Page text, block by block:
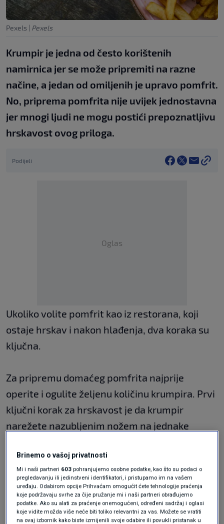
Pexels | Pexels
Krumpir je jedna od često korištenih
namirnica jer se može pripremiti na razne
načine, a jedan od omiljenih je upravo pomfrit.
No, priprema pomfrita nije uvijek jednostavna
jer mnogi ljudi ne mogu postići prepoznatljivu
hrskavost ovog priloga.
Podijeli
Oglas
Ukoliko volite pomfrit kao iz restorana, koji
ostaje hrskav i nakon hlađenja, dva koraka su
ključna.
Za pripremu domaćeg pomfrita najprije
operite i ogulite željenu količinu krumpira. Prvi
ključni korak za hrskavost je da krumpir
narežete nazubljenim nožem na jednake
čini površinu krumpira hrapavijom, stvarajući
više površine za hrskavost.
Obično se savjetuje da narezane krumpiriće
Brinemo o vašoj privatnosti
Mi i naši partneri 603 pohranjujemo osobne podatke, kao što su podaci o
pregledavanju ili jedinstveni identifikatori, i pristupamo im na vašem
uređaju. Odabirom opcije Prihvaćam omogućit ćete tehnologije praćenja
koje podržavaju svrhe za čije pružanje mi i naši partneri obrađujemo
podatke. Ako su alati za praćenje onemogućeni, određeni sadržaj i oglasi
koje vidite možda više neće biti toliko relevantni za vas. Možete se vratiti
na ovaj izbornik kako biste izmijenili svoje odabire ili povukli pristanak u